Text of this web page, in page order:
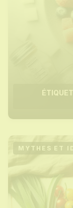
MYTHES ET